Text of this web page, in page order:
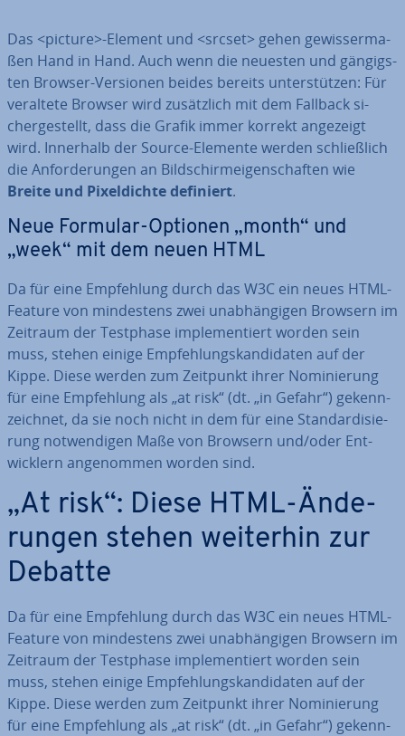
Das <picture>-Element und <srcset> gehen ge­wis­ser­ma­
ßen Hand in Hand. Auch wenn die neuesten und gän­gigs­
ten Browser-Versionen beides bereits un­ter­stüt­zen: Für
veraltete Browser wird zu­sätz­lich mit dem Fallback si­
cher­ge­stellt, dass die Grafik immer korrekt angezeigt
wird. Innerhalb der Source-Elemente werden schließ­lich
die An­for­de­run­gen an Bild­schirm­ei­gen­schaf­ten wie
Breite und Pi­xel­dich­te definiert.
Neue Formular-Optionen „month“ und
„week“ mit dem neuen HTML
Da für eine Emp­feh­lung durch das W3C ein neues HTML-
Feature von min­des­tens zwei un­ab­hän­gi­gen Browsern im
Zeitraum der Testphase im­ple­men­tiert worden sein
muss, stehen einige Emp­feh­lungs­kan­di­da­ten auf der
Kippe. Diese werden zum Zeitpunkt ihrer No­mi­nie­rung
für eine Emp­feh­lung als „at risk“ (dt. „in Gefahr“) ge­kenn­
zeich­net, da sie noch nicht in dem für eine Stan­dar­di­sie­
rung not­wen­di­gen Maße von Browsern und/oder Ent­
wick­lern an­ge­nom­men worden sind.
„At risk“: Diese HTML-Än­de­
run­gen stehen weiterhin zur
Debatte
Da für eine Emp­feh­lung durch das W3C ein neues HTML-
Feature von min­des­tens zwei un­ab­hän­gi­gen Browsern im
Zeitraum der Testphase im­ple­men­tiert worden sein
muss, stehen einige Emp­feh­lungs­kan­di­da­ten auf der
Kippe. Diese werden zum Zeitpunkt ihrer No­mi­nie­rung
für eine Emp­feh­lung als „at risk“ (dt. „in Gefahr“) ge­kenn­